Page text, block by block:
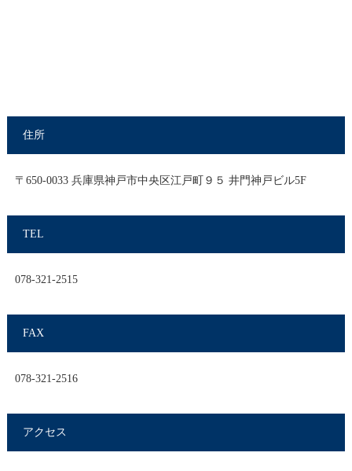
住所
〒650-0033 兵庫県神戸市中央区江戸町９５ 井門神戸ビル5F
TEL
078-321-2515
FAX
078-321-2516
アクセス